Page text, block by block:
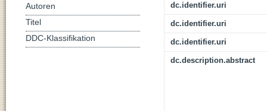
dc.identifier.uri
dc.identifier.uri
dc.identifier.uri
dc.description.abstract
Autoren
Titel
DDC-Klassifikation